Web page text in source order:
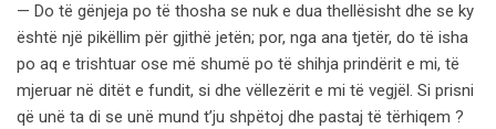
— Do të gënjeja po të thosha se nuk e dua thellësisht dhe se ky
është një pikëllim për gjithë jetën; por, nga ana tjetër, do të isha
po aq e trishtuar ose më shumë po të shihja prindërit e mi, të
mjeruar në ditët e fundit, si dhe vëllezërit e mi të vegjël. Si prisni
që unë ta di se unë mund t’ju shpëtoj dhe pastaj të tërhiqem ?